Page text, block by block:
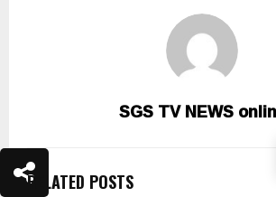
SGS TV NEWS
RELATED POSTS